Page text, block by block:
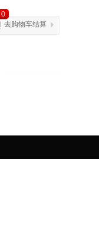
0
去购物车结算